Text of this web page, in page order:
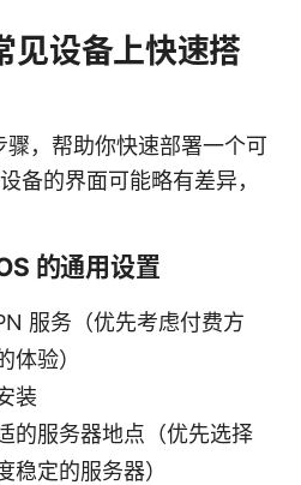
见设备上快速搭
，帮助你快速部署一个可
备的界面可能略有差异，
的通用设置
服务（优先考虑付费方
体验）
装
的服务器地点（优先选择
稳定的服务器）